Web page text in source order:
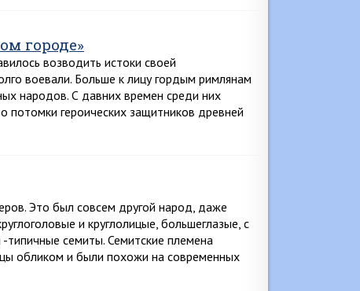
городе»
возводить истоки своей
воевали. Больше к лицу гордым римлянам
народов. С давних времен среди них
потомки героических защитников древней
Это был совсем другой народ, даже
и круглолицые, большеглазые, с
семиты. Семитские племена
обликом и были похожи на современных